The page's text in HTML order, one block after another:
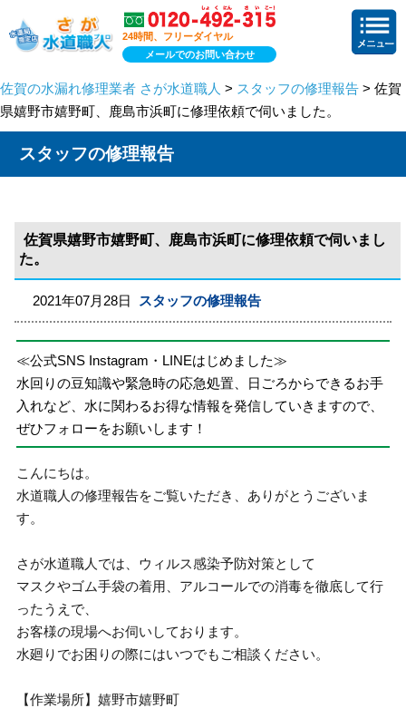
24時間、フリーダイヤル
メールでのお問い合わせ
佐賀の水漏れ修理業者 さが水道職人 > スタッフの修理報告 > 佐賀
県嬉野市嬉野町、鹿島市浜町に修理依頼で伺いました。
スタッフの修理報告
佐賀県嬉野市嬉野町、鹿島市浜町に修理依頼で伺いまし
た。
2021年07月28日 スタッフの修理報告
≪公式SNS Instagram・LINEはじめました≫
水回りの豆知識や緊急時の応急処置、日ごろからできるお手
入れなど、水に関わるお得な情報を発信していきますので、
ぜひフォローをお願いします！
こんにちは。
水道職人の修理報告をご覧いただき、ありがとうございま
す。
さが水道職人では、ウィルス感染予防対策として
マスクやゴム手袋の着用、アルコールでの消毒を徹底して行
ったうえで、
お客様の現場へお伺いしております。
水廻りでお困りの際にはいつでもご相談ください。
【作業場所】嬉野市嬉野町